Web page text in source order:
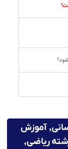
,آموزش
ریاضی,